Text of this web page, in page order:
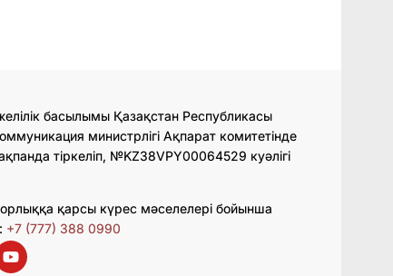
басылымы Қазақстан Республикасы
министрлігі Ақпарат комитетінде
тіркеліп, №KZ38VPY00064529 куәлігі
қарсы күрес мәселелері бойынша
+7 (777) 388 0990